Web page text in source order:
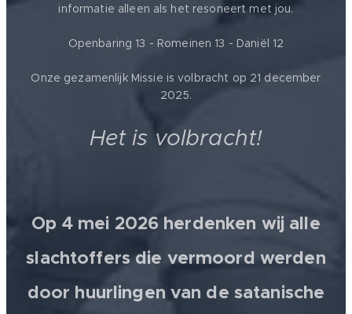
informatie alleen als het resoneert met jou.
Openbaring 13 - Romeinen 13 - Daniël 12
Onze gezamenlijk Missie is volbracht op 21 december
2025.
Het is volbracht!
Op 4 mei 2026 herdenken wij alle
slachtoffers die vermoord werden
door huurlingen van de satanische